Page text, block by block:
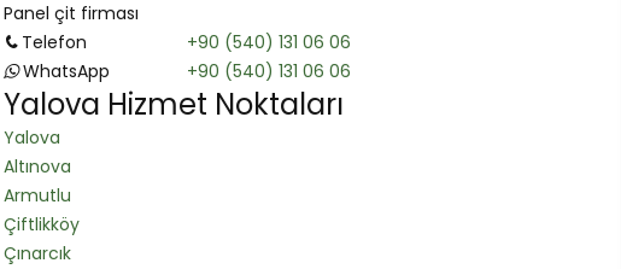
Panel çit firması
Telefon
+90 (540) 131 06 06
WhatsApp
+90 (540) 131 06 06
Yalova Hizmet Noktaları
Yalova
Altınova
Armutlu
Çiftlikköy
Çınarcık